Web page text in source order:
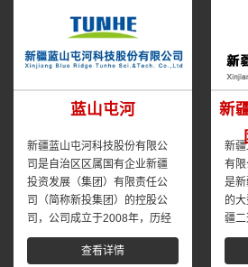
蓝山屯河
新疆蓝山屯河科技股份有限公
司是自治区区属国有企业新疆
投资发展（集团）有限责任公
司（简称新投集团）的控股公
司，公司成立于2008年，历经
四种体制变革，逐步健全现代...
查看详情
新
新
有限
是
的
疆二
新